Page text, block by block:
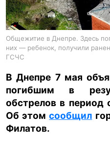
ua ru en
Общежитие в Днепре. Здесь
них — ребенок, получили
ГСЧС
В Днепре 7 мая
погибшим в
обстрелов в период
Об этомсообщил
Филатов.